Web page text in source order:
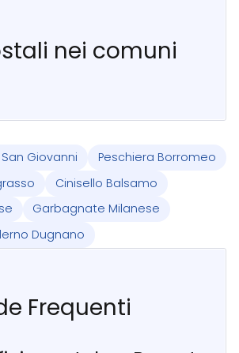
nei comuni
Giovanni
Peschiera Borromeo
Cinisello Balsamo
Garbagnate Milanese
Dugnano
Frequenti